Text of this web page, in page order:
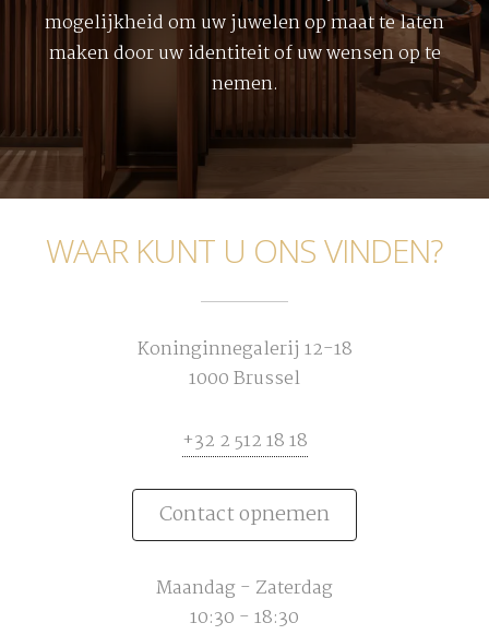
mogelijkheid om uw juwelen op maat te laten
maken door uw identiteit of uw wensen op te
nemen.
WAAR KUNT U ONS VINDEN?
Koninginnegalerij 12-18
1000 Brussel
+32 2 512 18 18
Contact opnemen
Maandag - Zaterdag
10:30 - 18:30